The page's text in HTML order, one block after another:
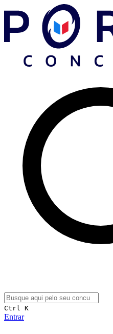
Ctrl K
Entrar